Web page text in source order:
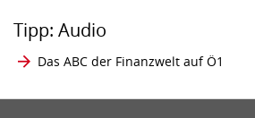
Tipp: Audio
Das ABC der Finanzwelt auf Ö1